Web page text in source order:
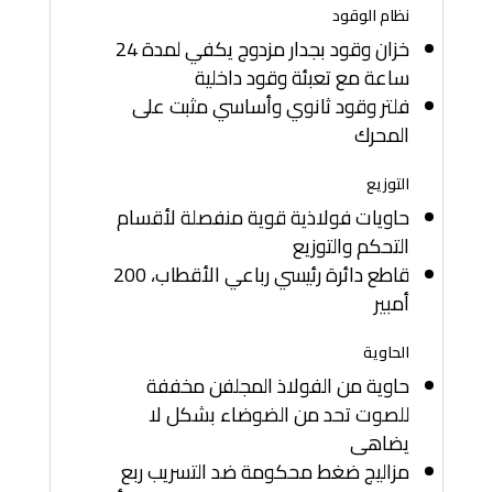
نظام الوقود
خزان وقود بجدار مزدوج يكفي لمدة 24
ساعة مع تعبئة وقود داخلية
فلتر وقود ثانوي وأساسي مثبت على
المحرك
التوزيع
حاويات فولاذية قوية منفصلة لأقسام
التحكم والتوزيع
قاطع دائرة رئيسي رباعي الأقطاب، 200
أمبير
الحاوية
حاوية من الفولاذ المجلفن مخففة
للصوت تحد من الضوضاء بشكل لا
يضاهى
مزاليج ضغط محكومة ضد التسريب ربع